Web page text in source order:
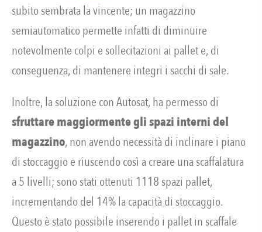
subito sembrata la vincente; un magazzino
semiautomatico permette infatti di diminuire
notevolmente colpi e sollecitazioni ai pallet e, di
conseguenza, di mantenere integri i sacchi di sale.
Inoltre, la soluzione con Autosat, ha permesso di
sfruttare maggiormente gli spazi interni del
magazzino, non avendo necessità di inclinare i piano
di stoccaggio e riuscendo così a creare una scaffalatura
a 5 livelli; sono stati ottenuti 1118 spazi pallet,
incrementando del 14% la capacità di stoccaggio.
Questo è stato possibile inserendo i pallet in scaffale